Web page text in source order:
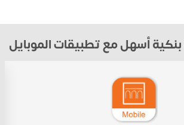
أسهل مع تطبيقات الموبايل